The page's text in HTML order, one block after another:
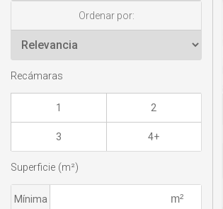
Ordenar por:
Recámaras
1 2
3 4+
Superficie (m²)
Mínima